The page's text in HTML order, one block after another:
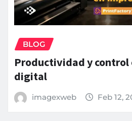
BLOG
Productividad y control
digital
imagexweb Feb 12,